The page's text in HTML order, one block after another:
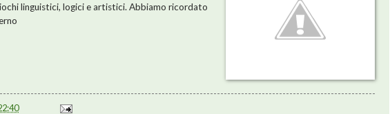
linguistici, logici e artistici. Abbiamo ricordato